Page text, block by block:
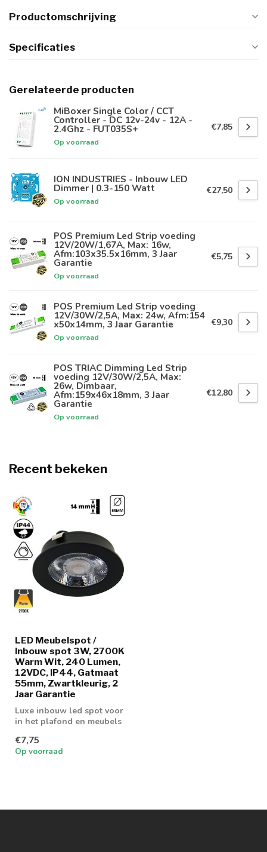
Productomschrijving
Specificaties
Gerelateerde producten
MiBoxer Single Color / CCT
Controller - DC 12v-24v - 12A -
2.4Ghz - FUT035S+
Op voorraad
€7,85
ION INDUSTRIES - Inbouw LED
Dimmer | 0.3-150 Watt
Op voorraad
€27,50
POS Premium Led Strip voeding
12V/20W/1,67A, Max: 16w,
Afm:103x35.5x16mm, 3 Jaar
Garantie
Op voorraad
€5,75
POS Premium Led Strip voeding
12V/30W/2,5A, Max: 24w, Afm:154
x50x14mm, 3 Jaar Garantie
Op voorraad
€9,30
POS TRIAC Dimming Led Strip
voeding 12V/30W/2,5A, Max:
26w, Dimbaar,
Afm:159x46x18mm, 3 Jaar
Garantie
Op voorraad
€12,80
Recent bekeken
LED Meubelspot /
Inbouw spot 3W, 2700K
Warm Wit, 240 Lumen,
12VDC, IP44, Gatmaat
55mm, Zwartkleurig, 2
Jaar Garantie
Luxe inbouw led spot voor
in het plafond en meubels
€7,75
Op voorraad